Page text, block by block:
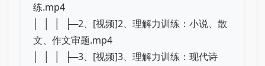
练.mp4
│ │ │ ├─2、[视频]2、理解力训练：小说、散
文、作文审题.mp4
│ │ │ ├─3、[视频]3、理解力训练：现代诗